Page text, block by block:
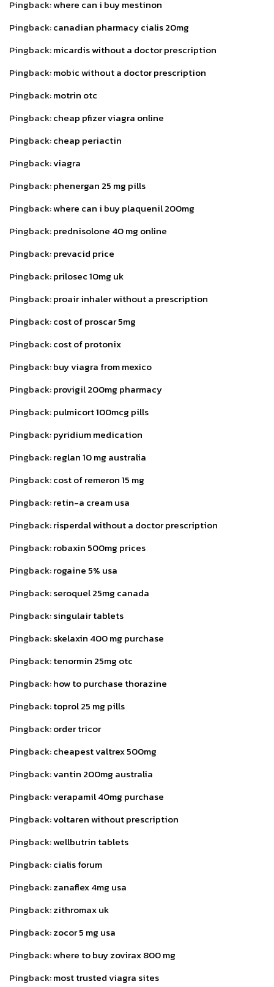
Pingback:where can i buy mestinon
Pingback:canadian pharmacy cialis 20mg
Pingback:micardis without a doctor prescription
Pingback:mobic without a doctor prescription
Pingback:motrin otc
Pingback:cheap pfizer viagra online
Pingback:cheap periactin
Pingback:viagra
Pingback:phenergan 25 mg pills
Pingback:where can i buy plaquenil 200mg
Pingback:prednisolone 40 mg online
Pingback:prevacid price
Pingback:prilosec 10mg uk
Pingback:proair inhaler without a prescription
Pingback:cost of proscar 5mg
Pingback:cost of protonix
Pingback:buy viagra from mexico
Pingback:provigil 200mg pharmacy
Pingback:pulmicort 100mcg pills
Pingback:pyridium medication
Pingback:reglan 10 mg australia
Pingback:cost of remeron 15 mg
Pingback:retin-a cream usa
Pingback:risperdal without a doctor prescription
Pingback:robaxin 500mg prices
Pingback:rogaine 5% usa
Pingback:seroquel 25mg canada
Pingback:singulair tablets
Pingback:skelaxin 400 mg purchase
Pingback:tenormin 25mg otc
Pingback:how to purchase thorazine
Pingback:toprol 25 mg pills
Pingback:order tricor
Pingback:cheapest valtrex 500mg
Pingback:vantin 200mg australia
Pingback:verapamil 40mg purchase
Pingback:voltaren without prescription
Pingback:wellbutrin tablets
Pingback:cialis forum
Pingback:zanaflex 4mg usa
Pingback:zithromax uk
Pingback:zocor 5 mg usa
Pingback:where to buy zovirax 800 mg
Pingback:most trusted viagra sites